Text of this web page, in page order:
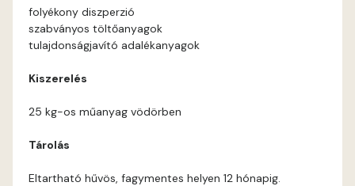
Date-brown B
Fern B
folyékony diszperzió
szabványos töltőanyagok
tulajdonságjavító adalékanyagok
Kiszerelés
25 kg-os műanyag vödörben
Tárolás
Eltartható hűvös, fagymentes helyen 12 hónapig.